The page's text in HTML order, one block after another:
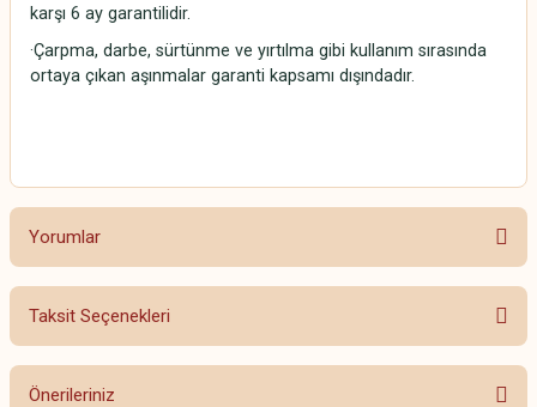
karşı 6 ay garantilidir.
·Çarpma, darbe, sürtünme ve yırtılma gibi kullanım sırasında
ortaya çıkan aşınmalar garanti kapsamı dışındadır.
Yorumlar
Bu ürüne ilk yorumu siz yapın!
Taksit Seçenekleri
Önerileriniz